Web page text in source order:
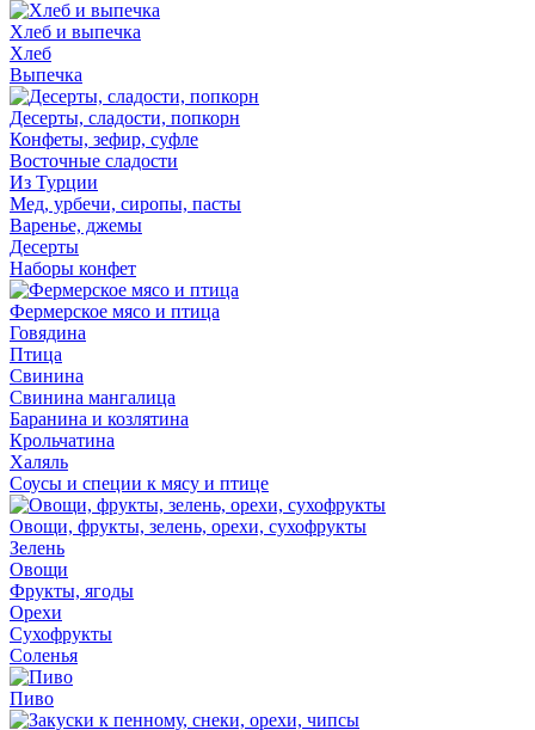
Хлеб и выпечка
Хлеб
Выпечка
Десерты, сладости, попкорн
Конфеты, зефир, суфле
Восточные сладости
Из Турции
Мед, урбечи, сиропы, пасты
Варенье, джемы
Десерты
Наборы конфет
Фермерское мясо и птица
Говядина
Птица
Свинина
Свинина мангалица
Баранина и козлятина
Крольчатина
Халяль
Соусы и специи к мясу и птице
Овощи, фрукты, зелень, орехи, сухофрукты
Зелень
Овощи
Фрукты, ягоды
Орехи
Сухофрукты
Соленья
Пиво